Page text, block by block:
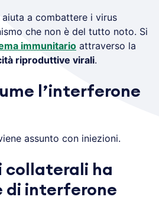
aiuta a combattere i virus
che non è del tutto noto. Si
immunitario attraverso la
riproduttive virali.
l’interferone
assunto con iniezioni.
collaterali ha
di interferone